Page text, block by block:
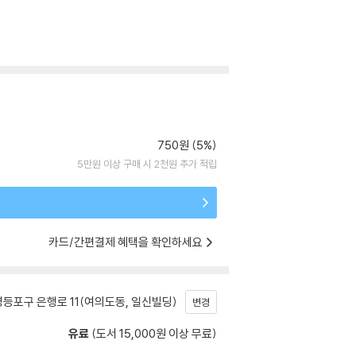
750원 (5%)
5만원 이상 구매 시 2천원 추가 적립
카드/간편결제 혜택을 확인하세요
포구 은행로 11(여의도동, 일신빌딩) 변경
유료 (도서 15,000원 이상 무료)